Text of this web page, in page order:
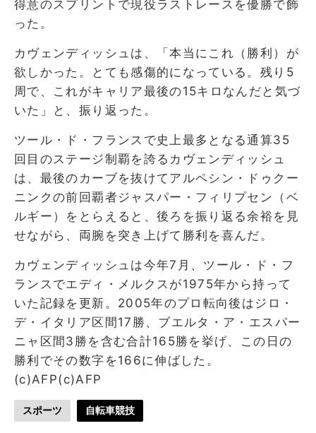
得意のスプリントで現役ラストレースを優勝で飾
った。
カヴェンディッシュは、「本当にこれ（勝利）が
欲しかった。とても感傷的になっている。残り5
周で、これがキャリア最後の15キロなんだと気づ
いた」と、振り返った。
ツール・ド・フランスで史上最多となる通算35
回目のステージ制覇を誇るカヴェンディッシュ
は、最後のカーブを抜けてアルペシン・ドゥクー
ニンクの前回覇者ジャスパー・フィリプセン（ベ
ルギー）をとらえると、後ろを振り返る余裕を見
せながら、両腕を突き上げて勝利を喜んだ。
カヴェンディッシュは今年7月、ツール・ド・フ
ランスでエディ・メルクスが1975年から持って
いた記録を更新。2005年のプロ転向後はジロ・
デ・イタリア区間17勝、ブエルタ・ア・エスパー
ニャ区間3勝を含む合計165勝を挙げ、この日の
勝利でその数字を166に伸ばした。
(c)AFP(c)AFP
スポーツ 自転車競技